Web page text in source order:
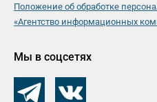
Положение об обработке
«Агентство информационных
Мы в соцсетях